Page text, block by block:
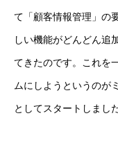
て「顧客情報管理」の
しい機能がどんどん追
てきたのです。これを
ムにしようというのが
としてスタートしました